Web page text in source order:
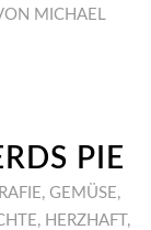
MICHAEL
PIE
, GEMÜSE,
, HERZHAFT,